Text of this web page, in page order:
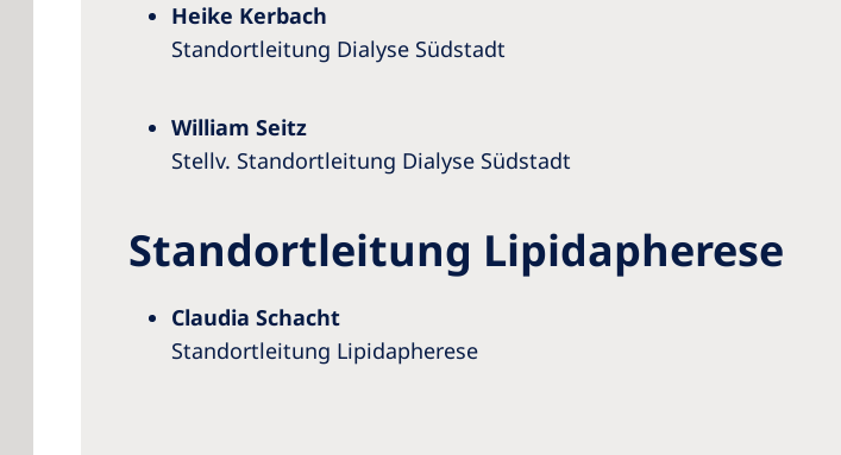
Heike Kerbach
Standortleitung Dialyse Südstadt
William Seitz
Stellv. Standortleitung Dialyse Südstadt
Standortleitung Lipidapherese
Claudia Schacht
Standortleitung Lipidapherese